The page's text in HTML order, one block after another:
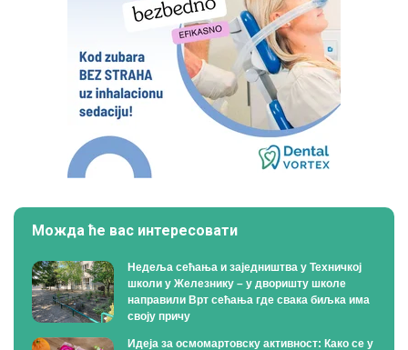
Можда ће вас интересовати
Недеља сећања и заједништва у Техничкој
школи у Железнику – у дворишту школе
направили Врт сећања где свака биљка има
своју причу
Идеја за осмомартовску активност: Како се у